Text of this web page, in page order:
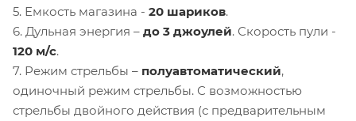
5. Емкость магазина - 20 шариков.
6. Дульная энергия – до 3 джоулей. Скорость пули -
120 м/с.
7. Режим стрельбы – полуавтоматический,
одиночный режим стрельбы. С возможностью
стрельбы двойного действия (с предварительным